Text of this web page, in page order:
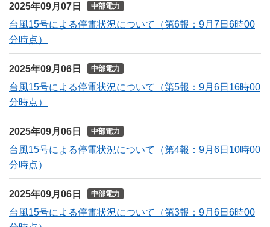
2025年09月07日 中部電力
台風15号による停電状況について（第6報：9月7日6時00
分時点）
2025年09月06日 中部電力
台風15号による停電状況について（第5報：9月6日16時00
分時点）
2025年09月06日 中部電力
台風15号による停電状況について（第4報：9月6日10時00
分時点）
2025年09月06日 中部電力
台風15号による停電状況について（第3報：9月6日6時00